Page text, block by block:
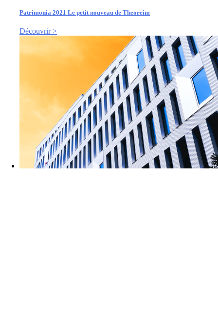
Patrimonia 2021 Le petit nouveau de Theoreim
Découvrir >